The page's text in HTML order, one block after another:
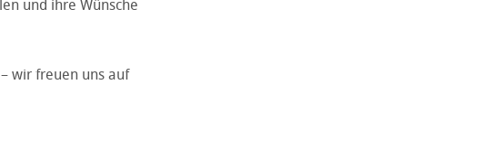
und ihre Wünsche
wir freuen uns auf